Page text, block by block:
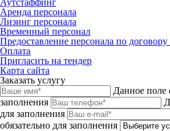
Аренда персонала
Лизинг персонала
Временный персонал
Предоставление персонала по
Оплата
Пригласить на тендер
Карта сайта
Заказать услугу
Данное поле
заполнения
для заполнения
обязательно для заполнения